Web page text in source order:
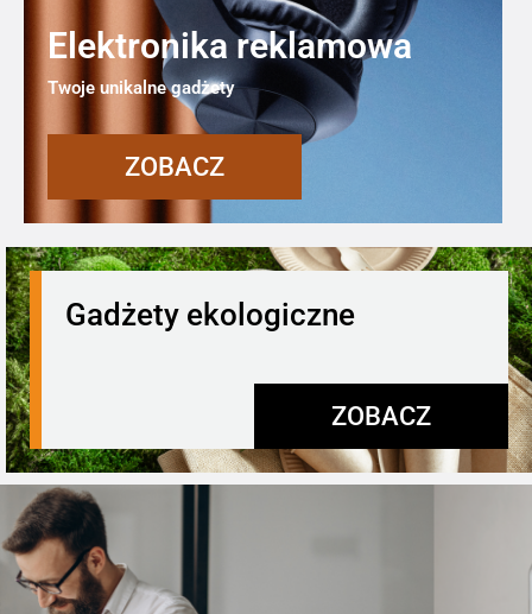
Elektronika reklamowa
Twoje unikalne gadżety
ZOBACZ
Gadżety ekologiczne
ZOBACZ